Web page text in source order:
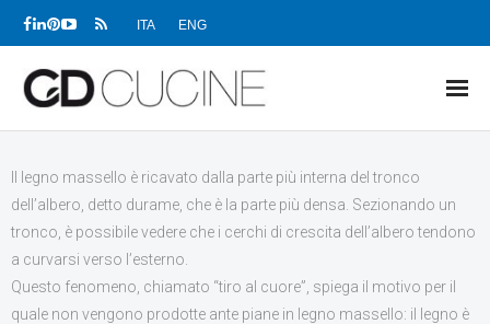
ITA ENG
PRODOTTI
PROGETTI
Il legno massello è ricavato dalla parte più interna del tronco
dell’albero, detto durame, che è la parte più densa. Sezionando un
tronco, è possibile vedere che i cerchi di crescita dell’albero tendono
a curvarsi verso l’esterno.
Questo fenomeno, chiamato “tiro al cuore”, spiega il motivo per il
quale non vengono prodotte ante piane in legno massello: il legno è